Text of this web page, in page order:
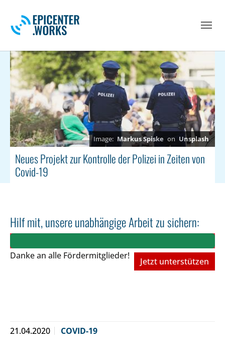
Markus Spiske on Unsplash
Neues Projekt zur Kontrolle der Polizei in Zeiten von
Covid-19
Hilf mit, unsere unabhängige Arbeit zu sichern:
Danke an alle Fördermitglieder!
Jetzt unterstützen
21.04.2020 COVID-19